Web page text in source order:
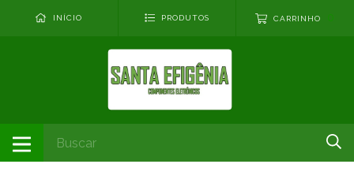
INÍCIO PRODUTOS CARRINHO